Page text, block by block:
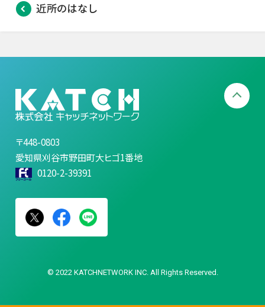
近所のはなし
〒448-0803
愛知県刈谷市野田町大ヒゴ1番地
0120-2-39391
© 2022 KATCHNETWORK INC. All Rights Reserved.